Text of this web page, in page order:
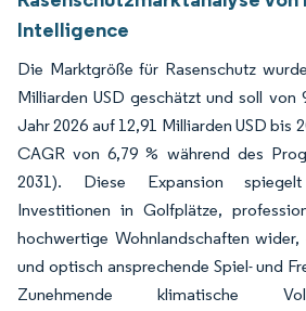
Intelligence
Die Marktgröße für Rasenschutz
Milliarden USD geschätzt und soll von
Jahr 2026 auf 12,91 Milliarden USD bis
CAGR von 6,79 % während des
2031). Diese Expansion
Investitionen in Golfplätze,
hochwertige Wohnlandschaften
und optisch ansprechende Spiel- und
Zunehmende klimatische